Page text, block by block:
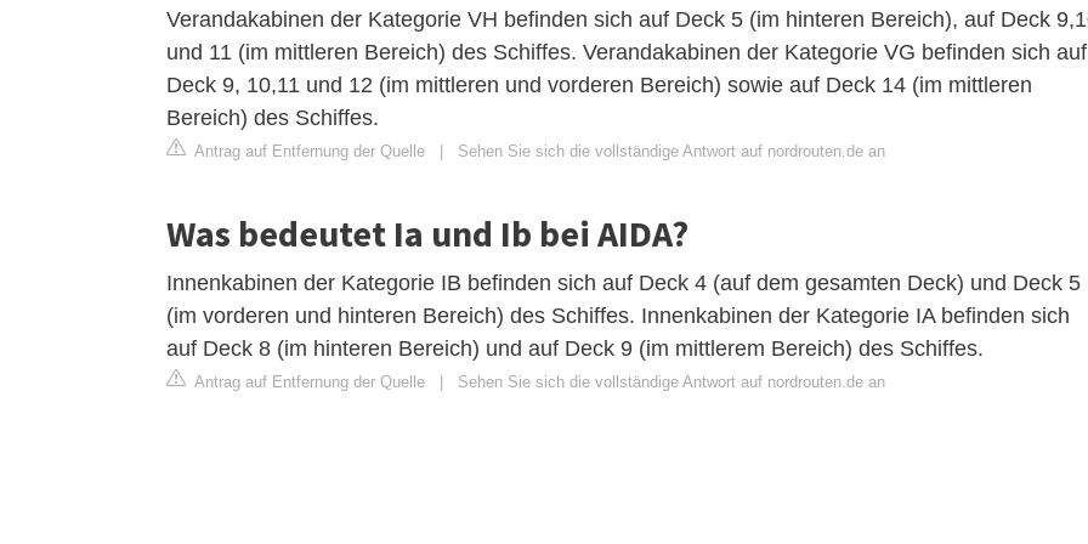
Verandakabinen der Kategorie VH befinden sich auf Deck 5 (im hinteren Bereich), auf Deck
und 11 (im mittleren Bereich) des Schiffes. Verandakabinen der Kategorie VG befinden sich auf
Deck 9, 10,11 und 12 (im mittleren und vorderen Bereich) sowie auf Deck 14 (im mittleren
Bereich) des Schiffes.
Antrag auf Entfernung der Quelle | Sehen Sie sich die vollständige Antwort auf nordrouten.de an
Was bedeutet Ia und Ib bei AIDA?
Innenkabinen der Kategorie IB befinden sich auf Deck 4 (auf dem gesamten Deck) und Deck 5
(im vorderen und hinteren Bereich) des Schiffes. Innenkabinen der Kategorie IA befinden sich
auf Deck 8 (im hinteren Bereich) und auf Deck 9 (im mittlerem Bereich) des Schiffes.
Antrag auf Entfernung der Quelle | Sehen Sie sich die vollständige Antwort auf nordrouten.de an